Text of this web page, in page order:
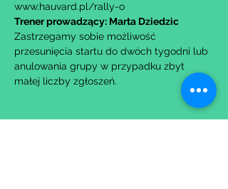
www.hauvard.pl/rally-o
Trener prowadzący: Marta Dziedzic
Zastrzegamy sobie możliwość
przesunięcia startu do dwóch tygodni lub
anulowania grupy w przypadku zbyt
małej liczby zgłoszeń.